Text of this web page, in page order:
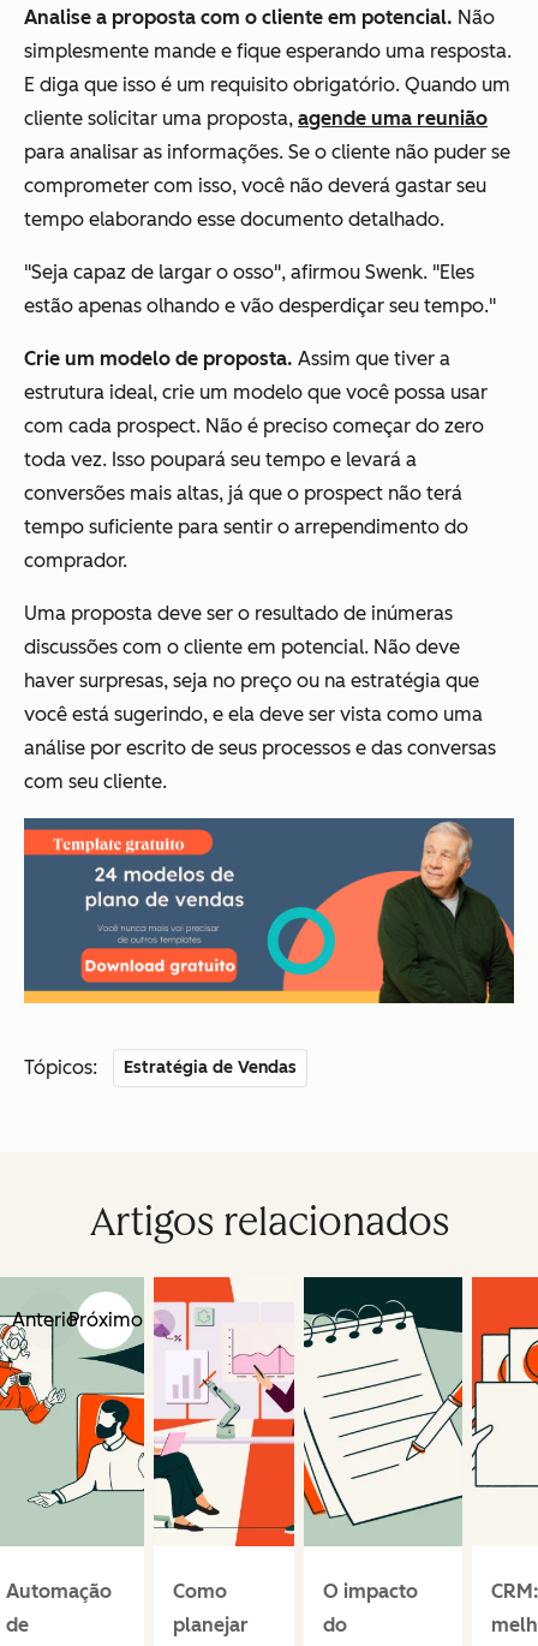
Analise a proposta com o cliente em potencial. Não
simplesmente mande e fique esperando uma resposta.
E diga que isso é um requisito obrigatório. Quando um
cliente solicitar uma proposta, agende uma reunião
para analisar as informações. Se o cliente não puder se
comprometer com isso, você não deverá gastar seu
tempo elaborando esse documento detalhado.
"Seja capaz de largar o osso", afirmou Swenk. "Eles
estão apenas olhando e vão desperdiçar seu tempo."
Crie um modelo de proposta. Assim que tiver a
estrutura ideal, crie um modelo que você possa usar
com cada prospect. Não é preciso começar do zero
toda vez. Isso poupará seu tempo e levará a
conversões mais altas, já que o prospect não terá
tempo suficiente para sentir o arrependimento do
comprador.
Uma proposta deve ser o resultado de inúmeras
discussões com o cliente em potencial. Não deve
haver surpresas, seja no preço ou na estratégia que
você está sugerindo, e ela deve ser vista como uma
análise por escrito de seus processos e das conversas
com seu cliente.
Tópicos: Estratégia de Vendas
Artigos relacionados
AnteriorPróximo
Automação
de
Como
planejar
O impacto
do